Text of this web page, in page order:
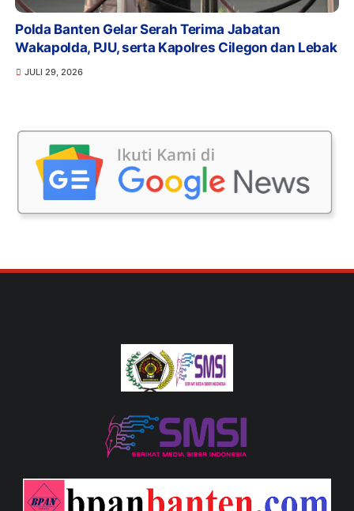
Polda Banten Gelar Serah Terima Jabatan
Wakapolda, PJU, serta Kapolres Cilegon dan Lebak
JULI 29, 2026